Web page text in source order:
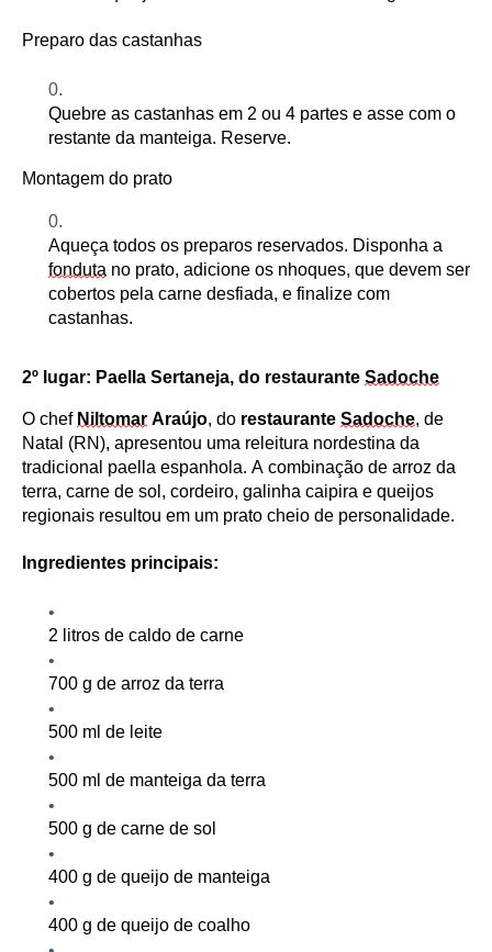
Preparo das castanhas
Quebre as castanhas em 2 ou 4 partes e asse com o
restante da manteiga. Reserve.
Montagem do prato
Aqueça todos os preparos reservados. Disponha a
fonduta no prato, adicione os nhoques, que devem ser
cobertos pel a carne desfiada, e finalize com
castanhas.
2º ugar: Paella Sertaneja, do restaurante Sadoche
O chef Niltomar Araújo, do restaurante Sadoche, de
Natal (RN), apresentou uma releitura nordestina da
tradicional paella espanhola. A combinação de arroz da
terra, carne de sol, cordeiro, galinha caipira e queijos
regionais resultou em um prato cheio de personalidade.
Ingredientes principais:
2 litros de caldo de carne
700 g de arroz da terra
500 ml de leite
500 ml de manteiga da terra
500 g de carne de sol
400 g de queijo de manteiga
400 g de queijo de coalho